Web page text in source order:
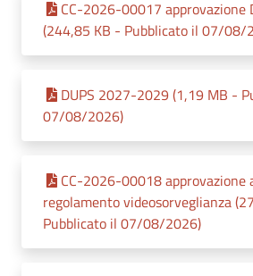
CC-2026-00017 approvazione
(244,85 KB - Pubblicato il 07/08/
DUPS 2027-2029 (1,19 MB -
07/08/2026)
CC-2026-00018 approvazione
regolamento videosorveglianza
Pubblicato il 07/08/2026)